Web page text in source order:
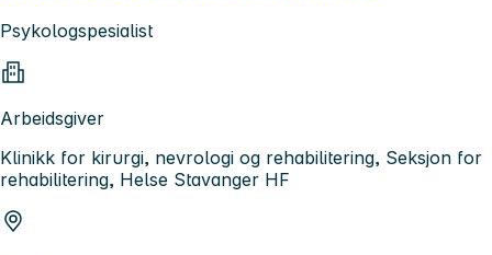
Psykologspesialist
Arbeidsgiver
Klinikk for kirurgi, nevrologi og rehabilitering, Seksjon for
rehabilitering, Helse Stavanger HF